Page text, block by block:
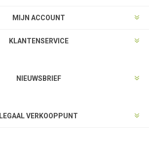
MIJN ACCOUNT
KLANTENSERVICE
NIEUWSBRIEF
LEGAAL VERKOOPPUNT